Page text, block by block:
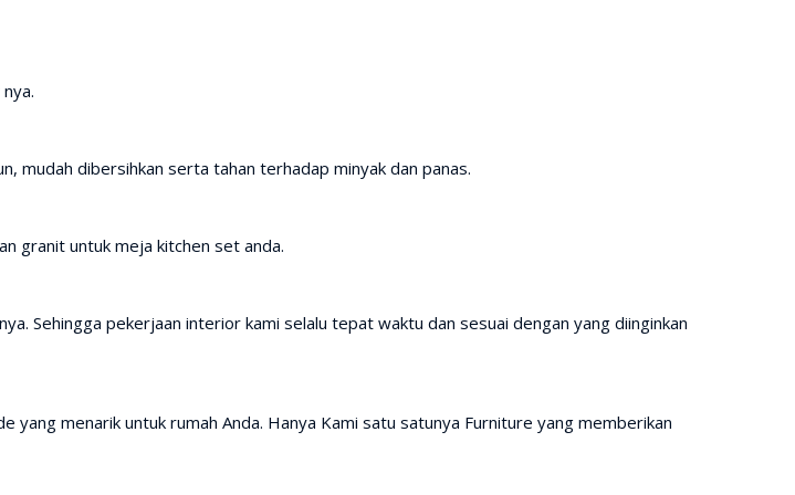
mudah dibersihkan serta tahan terhadap minyak dan panas.
granit untuk meja kitchen set anda.
Sehingga pekerjaan interior kami selalu tepat waktu dan sesuai dengan yang diinginkan
yang menarik untuk rumah Anda. Hanya Kami satu satunya Furniture yang memberikan